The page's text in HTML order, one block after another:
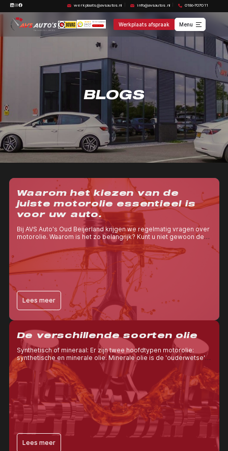
werkplaats@avsautos.nl info@avsautos.nl 0186-707011
Werkplaats afspraak Menu
BLOGS
Waarom het kiezen van de
juiste motorolie essentieel is
voor uw auto.
Bij AVS Auto's Oud Beijerland krijgen we regelmatig vragen over
motorolie. Waarom is het zo belangrijk? Kunt u niet gewoon de
goedkoopste olie gebruiken en bent u dan klaar?
Lees meer
De verschillende soorten olie
Synthetisch of mineraal: Er zijn twee hoofdtypen motorolie:
synthetische en minerale olie. Minerale olie is de 'ouderwetse'
olie die wordt gewonnen uit ruwe aardolie.
Lees meer